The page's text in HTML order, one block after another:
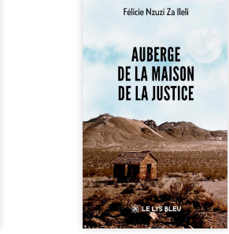
Auberge de la maison de la
parcours exemplaire de
Mbala Zi Nkuaku Lema Félix.
Magistrat intègre, fervent
défenseur des droits
humains et de
l’indépendance judiciaire, il
voit sa carrière de trente-
quatre ans brutalement
brisée par une révocation
arbitraire en 2009, plongeant
sa vie dans un chaos
matériel et moral. À ...